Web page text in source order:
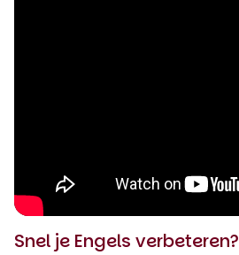
Snel je Engels verbeteren?